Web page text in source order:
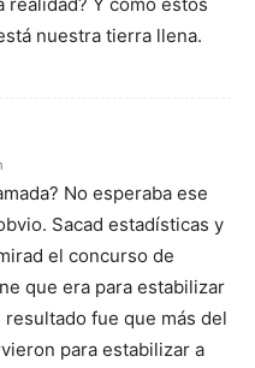
realidad? Y como estos
nuestra tierra llena.
No esperaba ese
Sacad estadísticas y
el concurso de
que era para estabilizar
fue que más del
para estabilizar a